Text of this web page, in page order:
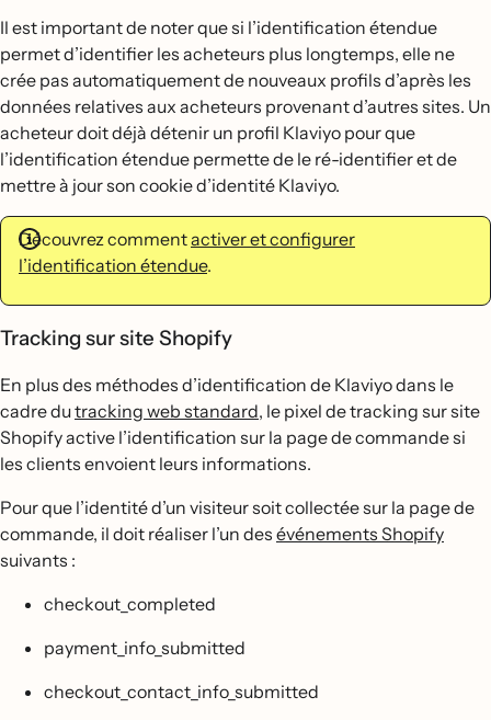
Il est important de noter que si l’identification étendue
permet d’identifier les acheteurs plus longtemps, elle ne
crée pas automatiquement de nouveaux profils d’après les
données relatives aux acheteurs provenant d’autres sites. Un
acheteur doit déjà détenir un profil Klaviyo pour que
l’identification étendue permette de le ré-identifier et de
mettre à jour son cookie d’identité Klaviyo.
Découvrez commentactiver et configurer
l’identification étendue.
Tracking sur site Shopify
En plus des méthodes d’identification de Klaviyo dans le
cadre dutracking web standard, le pixel de tracking sur site
Shopify active l’identification sur la page de commande si
les clients envoient leurs informations.
Pour que l’identité d’un visiteur soit collectée sur la page de
commande, il doit réaliser l’un des événements Shopify
suivants :
checkout_completed
payment_info_submitted
checkout_contact_info_submitted